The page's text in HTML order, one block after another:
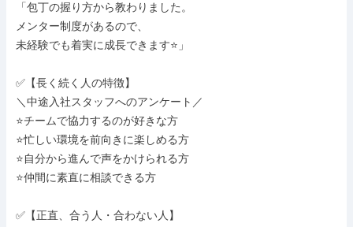
「包丁の握り方から教わりました。
メンター制度があるので、
未経験でも着実に成長できます⭐」
✅【長く続く人の特徴】
＼中途入社スタッフへのアンケート／
⭐チームで協力するのが好きな方
⭐忙しい環境を前向きに楽しめる方
⭐自分から進んで声をかけられる方
⭐仲間に素直に相談できる方
✅【正直、合う人・合わない人】